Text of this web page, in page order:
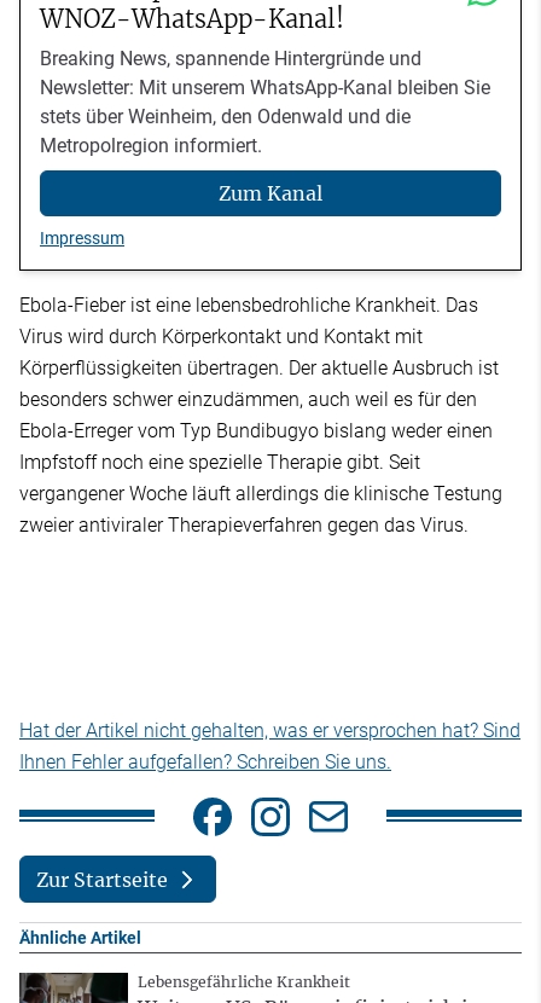
WNOZ-WhatsApp-Kanal!
Breaking News, spannende Hintergründe und
Newsletter: Mit unserem WhatsApp-Kanal bleiben Sie
stets über Weinheim, den Odenwald und die
Metropolregion informiert.
Zum Kanal
Impressum
Ebola-Fieber ist eine lebensbedrohliche Krankheit. Das
Virus wird durch Körperkontakt und Kontakt mit
Körperflüssigkeiten übertragen. Der aktuelle Ausbruch ist
besonders schwer einzudämmen, auch weil es für den
Ebola-Erreger vom Typ Bundibugyo bislang weder einen
Impfstoff noch eine spezielle Therapie gibt. Seit
vergangener Woche läuft allerdings die klinische Testung
zweier antiviraler Therapieverfahren gegen das Virus.
Hat der Artikel nicht gehalten, was er versprochen hat? Sind
Ihnen Fehler aufgefallen? Schreiben Sie uns.
Zur Startseite
Ähnliche Artikel
Lebensgefährliche Krankheit